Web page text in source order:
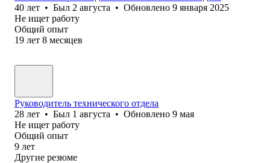
40 лет • Был 2 августа • Обновлено 9 января 2025
Не ищет работу
Общий опыт
19 лет 8 месяцев
Руководитель технического отдела
28 лет • Был 1 августа • Обновлено 9 мая
Не ищет работу
Общий опыт
9 лет
Другие резюме